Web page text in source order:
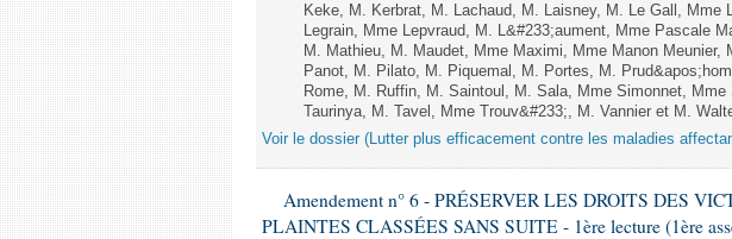
Keke, M. Kerbrat, M. Lachaud, M. Laisney, M. Le Gall, Mme
Legrain, Mme Lepvraud, M. L&#233;aument, Mme Pascale
M. Mathieu, M. Maudet, Mme Maximi, Mme Manon Meunier,
Panot, M. Pilato, M. Piquemal, M. Portes, M.
Rome, M. Ruffin, M. Saintoul, M. Sala, Mme Simonnet,
Taurinya, M. Tavel, Mme Trouv&#233;, M. Vannier et M.
Voir le dossier (Lutter plus efficacement contre les maladies
Amendement n° 6 - PRÉSERVER LES DROITS DES
PLAINTES CLASSÉES SANS SUITE - 1ère lecture (1ère